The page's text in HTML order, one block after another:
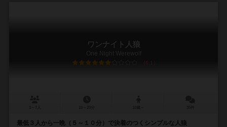
ワンナイト人狼
One Night Werewolf
6.1
最低３人から一晩（５～１０分）で決着のつくシンプルな人狼